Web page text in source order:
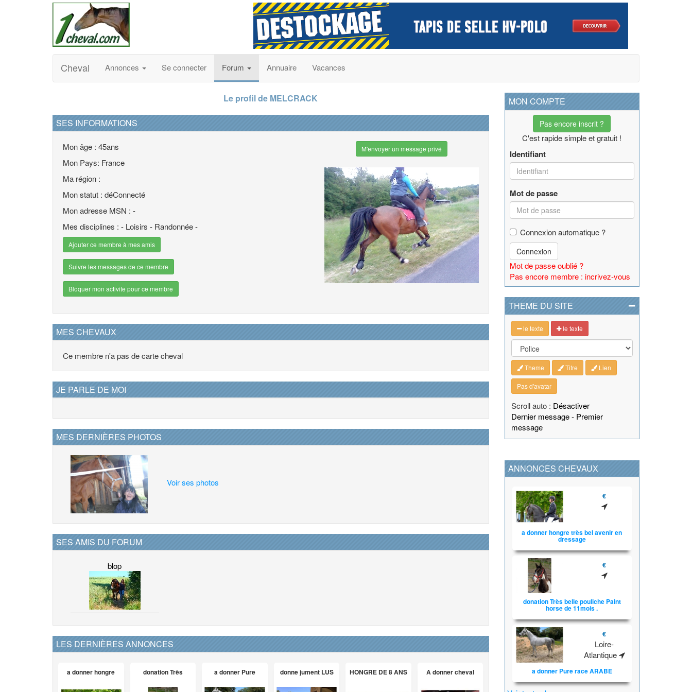
Cheval Annonces Se connecter Forum Annuaire Vacances
Le profil de MELCRACK
SES INFORMATIONS
Mon âge : 45ans
Mon Pays: France
Ma région :
Mon statut : déConnecté
Mon adresse MSN : -
Mes disciplines : - Loisirs - Randonnée -
Ajouter ce membre à mes amis
Suivre les messages de ce membre
Bloquer mon activite pour ce membre
M'envoyer un message privé
MES CHEVAUX
Ce membre n'a pas de carte cheval
JE PARLE DE MOI
MES DERNIÈRES PHOTOS
Voir ses photos
SES AMIS DU FORUM
blop
LES DERNIÈRES ANNONCES
a donner hongre donation Très a donner Pure donne jument LUS HONGRE DE 8 ANS A donner cheval
MON COMPTE
Pas encore inscrit ?
C'est rapide simple et gratuit !
Identifiant
Mot de passe
Connexion automatique ?
Connexion
Mot de passe oublié ?
Pas encore membre : incrivez-vous
THEME DU SITE
le texte le texte
Theme Titre Lien
Pas d'avatar
Scroll auto : Désactiver
Dernier message- Premier
message
ANNONCES CHEVAUX
€
a donner hongre très bel avenir en
dressage
€
donation Très belle pouliche Paint
horse de 11mois .
€
Loire-
Atlantique
a donner Pure race ARABE